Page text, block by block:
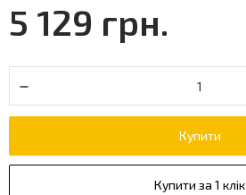
5 129 грн.
Купити
Купити за 1 клік